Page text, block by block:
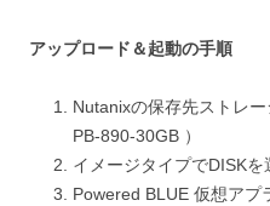
アップロード＆起動の手順
Nutanixの保存先ストレ
PB-890-30GB ）
イメージタイプでDISKを
Powered BLUE 仮想アプ